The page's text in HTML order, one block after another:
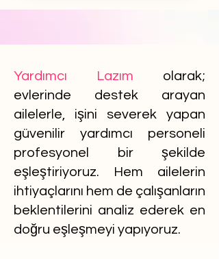
Yardımcı Lazım olarak;
evlerinde destek arayan
ailelerle, işini severek yapan
güvenilir yardımcı personeli
profesyonel bir şekilde
eşleştiriyoruz. Hem ailelerin
ihtiyaçlarını hem de çalışanların
beklentilerini analiz ederek en
doğru eşleşmeyi yapıyoruz.